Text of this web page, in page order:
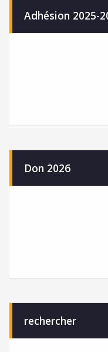
Adhésion 2025-
Don 2026
rechercher